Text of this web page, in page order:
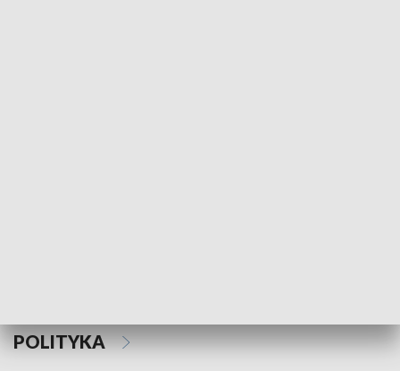
POLITYKA